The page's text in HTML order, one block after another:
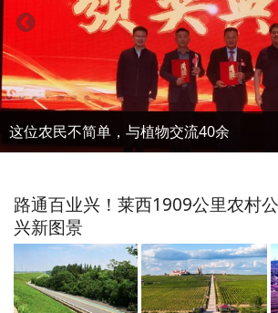
这位农民不简单，与植物交流40余
路通百业兴！莱西1909公里农村
兴新图景